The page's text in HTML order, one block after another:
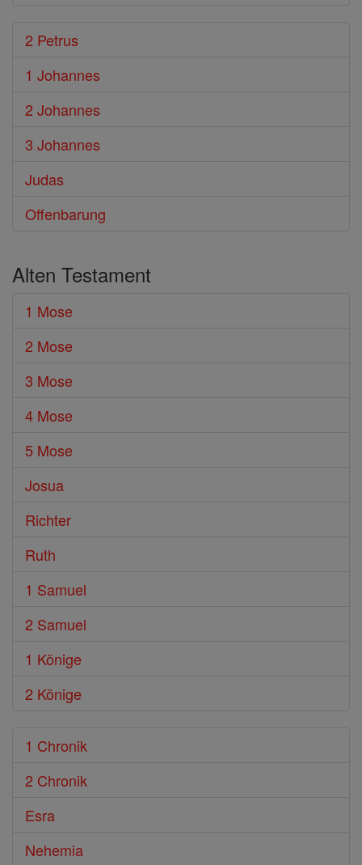
2 Petrus
1 Johannes
2 Johannes
3 Johannes
Judas
Offenbarung
Alten Testament
1 Mose
2 Mose
3 Mose
4 Mose
5 Mose
Josua
Richter
Ruth
1 Samuel
2 Samuel
1 Könige
2 Könige
1 Chronik
2 Chronik
Esra
Nehemia